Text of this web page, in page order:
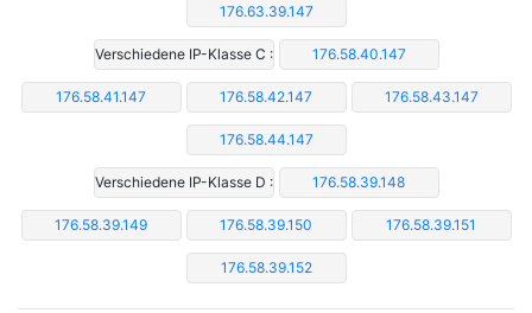
176.63.39.147
Verschiedene IP-Klasse C : 176.58.40.147
176.58.41.147 176.58.42.147 176.58.43.147
176.58.44.147
Verschiedene IP-Klasse D : 176.58.39.148
176.58.39.149 176.58.39.150 176.58.39.151
176.58.39.152